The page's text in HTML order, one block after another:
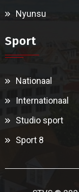
Nyunsu
Sport
Nationaal
Internationaal
Studio sport
Sport 8